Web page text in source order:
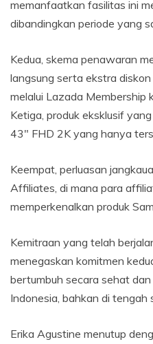
memanfaatkan fasilitas ini
dibandingkan periode yang
Kedua, skema penawaran
langsung serta ekstra
melalui Lazada Membership
Ketiga, produk eksklusif
43″ FHD 2K yang hanya
Keempat, perluasan
Affiliates, di mana para
memperkenalkan produk
Kemitraan yang telah
menegaskan komitmen
bertumbuh secara sehat
Indonesia, bahkan di tengah
Erika Agustine menutup